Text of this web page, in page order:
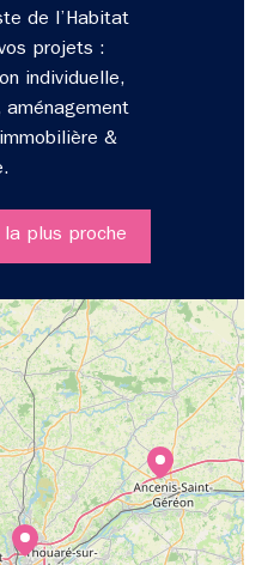
de l’Habitat
projets :
individuelle,
aménagement
&
la plus proche